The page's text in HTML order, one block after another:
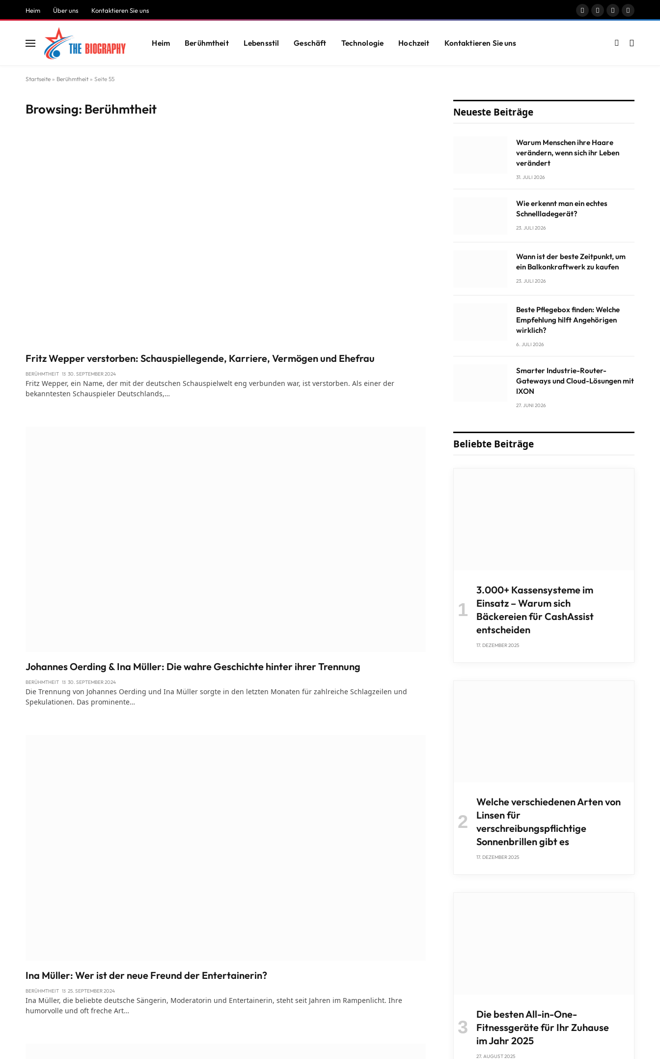
Heim Über uns Kontaktieren Sie uns Facebook
X
Instagram
Pinterest
Heim Berühmtheit Lebensstil Geschäft Technologie Hochzeit Kontaktieren Sie uns
Startseite » Berühmtheit » Seite 55
Browsing: Berühmtheit
Fritz Wepper verstorben: Schauspiellegende, Karriere, Vermögen und Ehefrau
BERÜHMTHEIT 30. SEPTEMBER 2024
Fritz Wepper, ein Name, der mit der deutschen Schauspielwelt eng verbunden war, ist verstorben. Als einer der
bekanntesten Schauspieler Deutschlands,…
Johannes Oerding & Ina Müller: Die wahre Geschichte hinter ihrer Trennung
BERÜHMTHEIT 30. SEPTEMBER 2024
Die Trennung von Johannes Oerding und Ina Müller sorgte in den letzten Monaten für zahlreiche Schlagzeilen und
Spekulationen. Das prominente…
Ina Müller: Wer ist der neue Freund der Entertainerin?
BERÜHMTHEIT 25. SEPTEMBER 2024
Ina Müller, die beliebte deutsche Sängerin, Moderatorin und Entertainerin, steht seit Jahren im Rampenlicht. Ihre
humorvolle und oft freche Art…
Neueste Beiträge
Warum Menschen ihre Haare
verändern, wenn sich ihr Leben
verändert
31. JULI 2026
Wie erkennt man ein echtes
Schnellladegerät?
23. JULI 2026
Wann ist der beste Zeitpunkt, um
ein Balkonkraftwerk zu kaufen
23. JULI 2026
Beste Pflegebox finden: Welche
Empfehlung hilft Angehörigen
wirklich?
6. JULI 2026
Smarter Industrie-Router-
Gateways und Cloud-Lösungen mit
IXON
27. JUNI 2026
Beliebte Beiträge
3.000+ Kassensysteme im
Einsatz – Warum sich
Bäckereien für CashAssist
entscheiden
17. DEZEMBER 2025
Welche verschiedenen Arten von
Linsen für
verschreibungspflichtige
Sonnenbrillen gibt es
17. DEZEMBER 2025
Die besten All-in-One-
Fitnessgeräte für Ihr Zuhause
im Jahr 2025
27. AUGUST 2025